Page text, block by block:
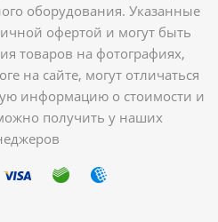
оборудования. Указанные
офертой и могут быть
товаров на фотографиях,
на сайте, могут отличаться
информацию о стоимости и
получить у наших